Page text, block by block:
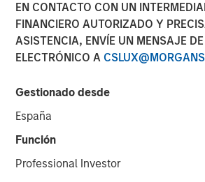
EN CONTACTO CON UN
FINANCIERO AUTORIZADO Y
ASISTENCIA, ENVÍE UN MENSAJE
ELECTRÓNICO A
Gestionado desde
España
Función
Professional Investor
LONDON– Morgan Stanley Investment
through investment funds managed
Real Estate Investing (MSREI),
(Ridgeback), announced today the
Private Rented Sector (PRS) business
Living, for a total enterprise value of
The transaction includes a portfolio of
3,200 homes across Greater London,